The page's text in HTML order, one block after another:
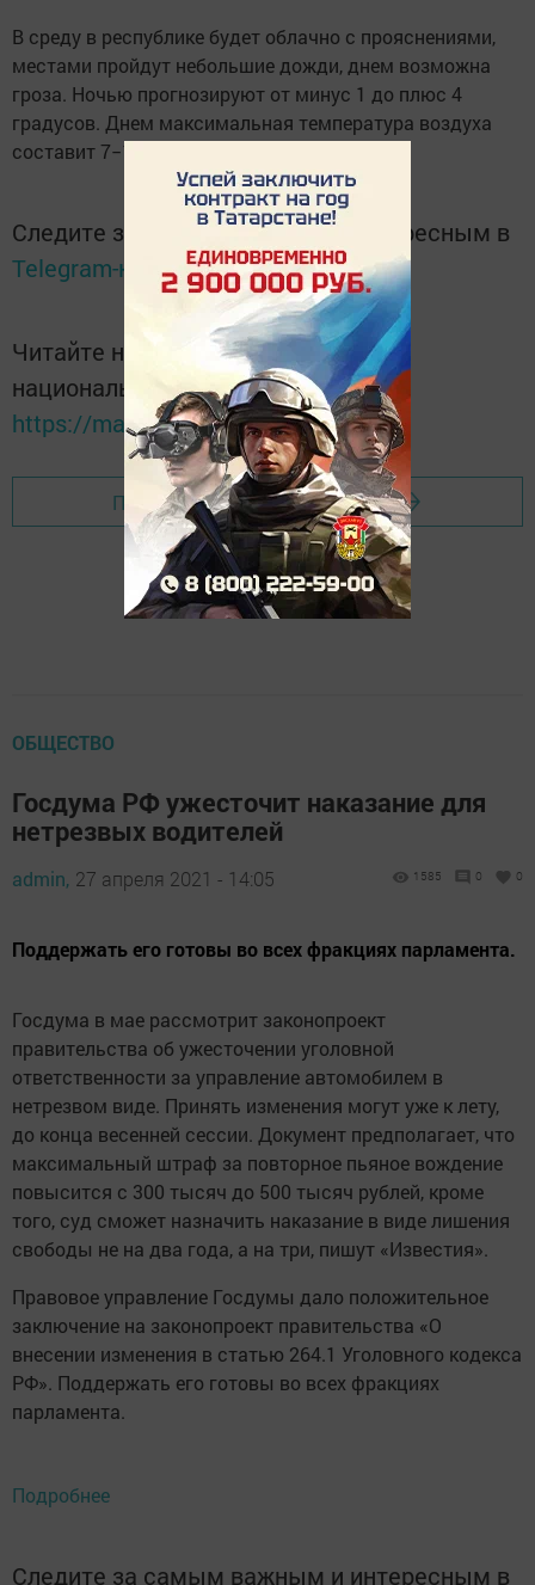
В среду в республике будет облачно с прояснениями,
местами пройдут небольшие дожди, днем возможна
гроза. Ночью прогнозируют от минус 1 до плюс 4
градусов. Днем максимальная температура воздуха
составит 7−12 градусов тепла.
Следите за самым важным и интересным в
Telegram-каналеТатмедиа
Читайте новости Татарстана в
национальном мессенджере MАХ:
https://max.ru/tatmedia
Перейти на страницу новости
ОБЩЕСТВО
Госдума РФ ужесточит наказание для
нетрезвых водителей
admin, 27 апреля 2021 - 14:05 1585 0 0
Поддержать его готовы во всех фракциях парламента.
Госдума в мае рассмотрит законопроект
правительства об ужесточении уголовной
ответственности за управление автомобилем в
нетрезвом виде. Принять изменения могут уже к лету,
до конца весенней сессии. Документ предполагает, что
максимальный штраф за повторное пьяное вождение
повысится с 300 тысяч до 500 тысяч рублей, кроме
того, суд сможет назначить наказание в виде лишения
свободы не на два года, а на три, пишут «Известия».
Правовое управление Госдумы дало положительное
заключение на законопроект правительства «О
внесении изменения в статью 264.1 Уголовного кодекса
РФ». Поддержать его готовы во всех фракциях
парламента.
Подробнее
Следите за самым важным и интересным в